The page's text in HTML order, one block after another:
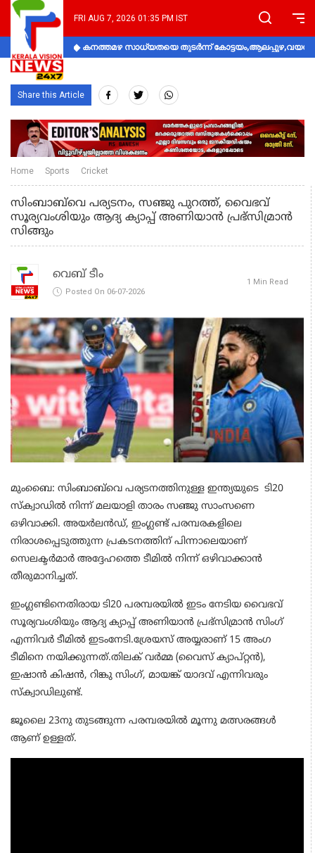
FRI AUG 7, 2026 01:35 PM IST
കനത്തമഴ സാധ്യതയെ തുടർന്ന്
Share this Article
Home Sports Cricket
സിംബാബ്‌വെ പര്യടനം, സഞ്ജു പുറത്ത്, വൈഭവ്
സൂര്യവംശിയും ആദ്യ ക്യാപ്പ് അണിയാൻ പ്രഭ്സിമ്രാൻ
സിങ്ങും
വെബ് ടീം
Posted On 06-07-2026
1 Min Read
മുംബൈ: സിംബാബ്‌വെ പര്യടനത്തിനുള്ള ഇന്ത്യയുടെ ടി20
സ്‌ക്വാഡിൽ നിന്ന് മലയാളി താരം സഞ്ജു സാംസണെ
ഒഴിവാക്കി. അയർലൻഡ്, ഇംഗ്ലണ്ട് പരമ്പരകളിലെ
നിരാശപ്പെടുത്തുന്ന പ്രകടനത്തിന് പിന്നാലെയാണ്
സെലക്ടർമാർ അദ്ദേഹത്തെ ടീമിൽ നിന്ന് ഒഴിവാക്കാൻ
തീരുമാനിച്ചത്.
ഇംഗ്ലണ്ടിനെതിരായ ടി20 പരമ്പരയിൽ ഇടം നേടിയ വൈഭവ്
സൂര്യവംശിയും ആദ്യ ക്യാപ്പ് അണിയാൻ പ്രഭ്സിമ്രാൻ സിംഗ്
എന്നിവർ ടീമിൽ ഇടംനേടി.ശ്രേയസ് അയ്യരാണ് 15 അംഗ
ടീമിനെ നയിക്കുന്നത്.തിലക് വർമ്മ (വൈസ് ക്യാപ്റ്റൻ),
ഇഷാൻ കിഷൻ, റിങ്കു സിംഗ്, മായങ്ക് യാദവ് എന്നിവരും
സ്‌ക്വാഡിലുണ്ട്.
ജൂലൈ 23നു തുടങ്ങുന്ന പരമ്പരയിൽ മൂന്നു മത്സരങ്ങൾ
ആണ് ഉള്ളത്.